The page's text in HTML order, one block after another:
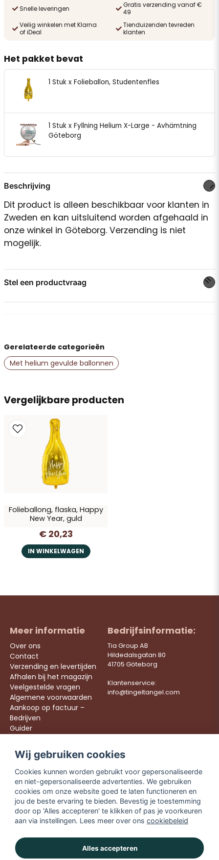
Snelle leveringen
Gratis verzending vanaf €
49
Veilig winkelen met Klarna
of iDeal
Tienduizenden tevreden
klanten
Het pakket bevat
1 Stuk x Folieballon, Studentenfles
1 Stuk x Fyllning Helium X-Large - Avhämtning
Göteborg
Beschrijving
Dit product is alleen beschikbaar voor klanten in
Zweden en kan uitsluitend worden afgehaald in
onze winkel in Göteborg. Verzending is niet
mogelijk.
Stel een productvraag
name
Naam
email
E-mailadres
Ja, u mag mijn vraag publiceren
Vergelijkbare producten
Folieballong, flaska, Happy
New Year, guld
€ 20,23
IN WINKELWAGEN
Gerelateerde categorieën
Met helium gevulde ballonnen
Meer informatie
Over ons
Contact
Verzending en levertijden
Afhalen bij het magazijn
Veelgestelde vragen
Algemene voorwaarden
Aankoop op factuur –
Bedrijven
Guider
Bedrijfsinformatie:
Tia Group AB
Hildedalsgatan 80
41705 Göteborg
Klantenservice:
info@tingeltangel.com
Följ oss:
Instagram
Facebook
TikTok
YouTube
Snelle leveringen
Veilig winkelen
Gratis verzending
vanaf €49,90
Wij gebruiken cookies
Cookies kunnen worden gebruikt voor gepersonaliseerde
en niet-gepersonaliseerde advertenties. We gebruiken
cookies om onze website goed te laten functioneren en
jou de beste ervaring te bieden. Bevestig je toestemming
door op 'Alles accepteren' te klikken of pas je voorkeuren
aan via instellingen. Lees meer over ons cookiebeleid
Alles accepteren